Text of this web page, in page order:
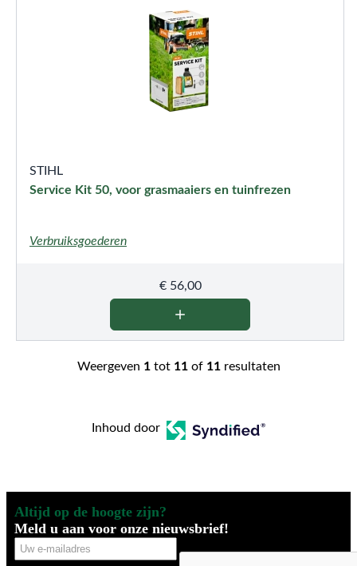
STIHL
Service Kit 50, voor grasmaaiers en tuinfrezen
Verbruiksgoederen
€56,00
Weergeven 1tot 11of 11resultaten
Inhoud door
Altijd op de hoogte zijn?
Meld u aan voor onze nieuwsbrief!
Uw
e-